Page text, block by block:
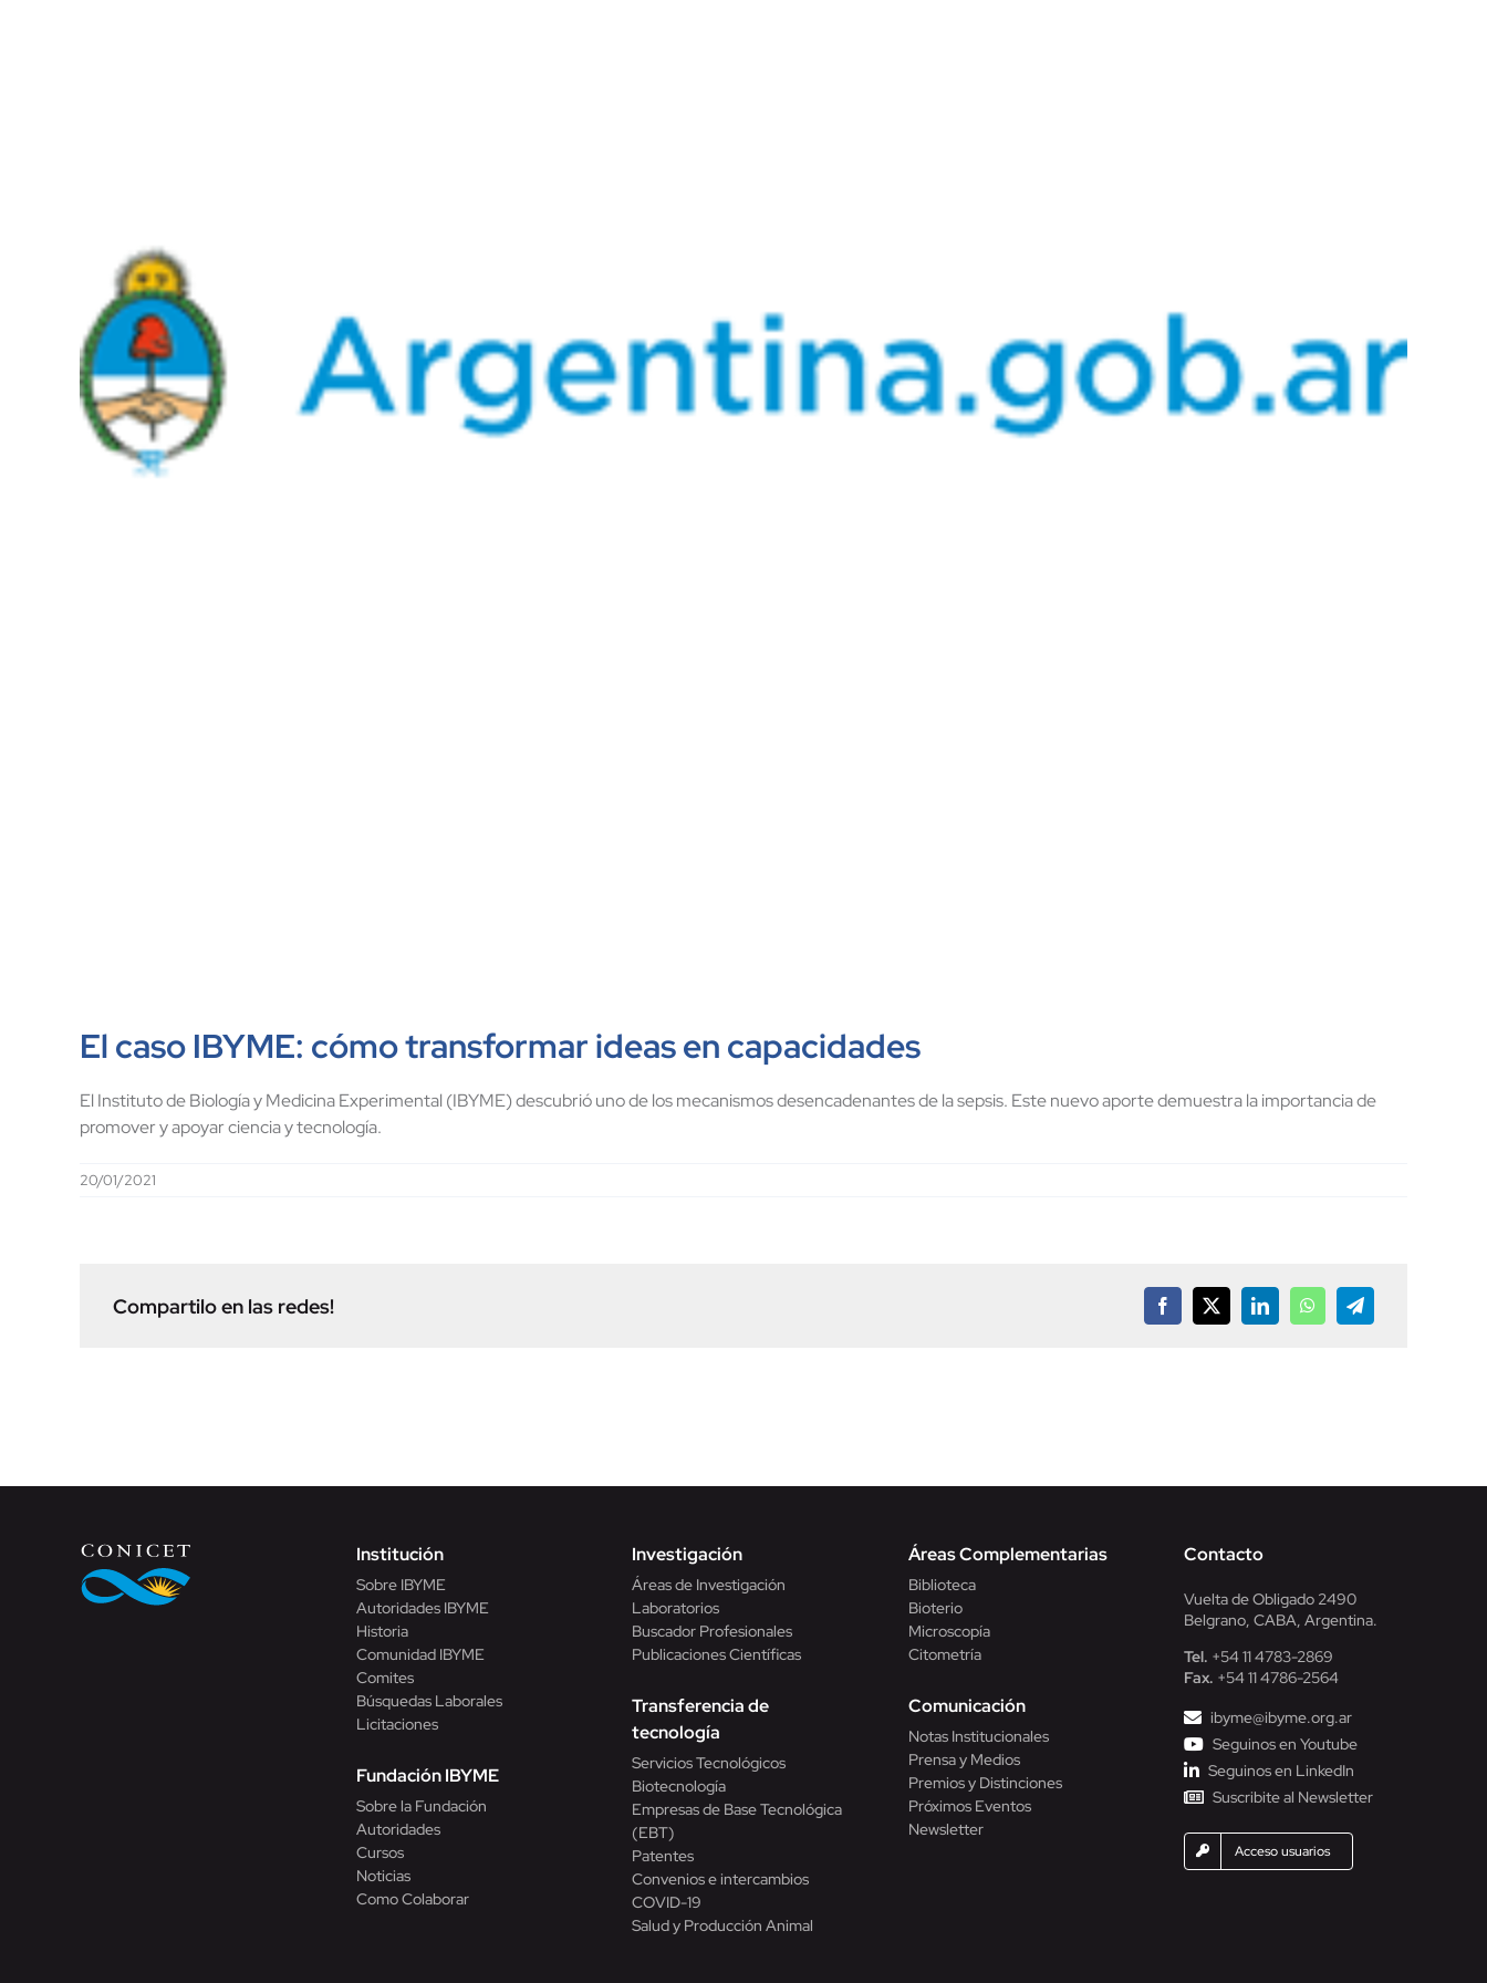
El caso IBYME: cómo transformar ideas en capacidades
El Instituto de Biología y Medicina Experimental (IBYME) descubrió uno de los mecanismos desencadenantes de la sepsis. Este nuevo aporte demuestra la importancia de
promover y apoyar ciencia y tecnología.
20/01/2021
Compartilo en las redes! Facebook
X LinkedInWhatsAppTelegram
Institución
Sobre IBYME
Autoridades IBYME
Historia
Comunidad IBYME
Comites
Búsquedas Laborales
Licitaciones
Fundación IBYME
Sobre la Fundación
Autoridades
Cursos
Noticias
Como Colaborar
Investigación
Áreas de Investigación
Laboratorios
Buscador Profesionales
Publicaciones Científicas
Transferencia de
tecnología
Servicios Tecnológicos
Biotecnología
Empresas de Base Tecnológica
(EBT)
Patentes
Convenios e intercambios
COVID-19
Salud y Producción Animal
Áreas Complementarias
Biblioteca
Bioterio
Microscopía
Citometría
Comunicación
Notas Institucionales
Prensa y Medios
Premios y Distinciones
Próximos Eventos
Newsletter
Contacto
Vuelta de Obligado 2490
Belgrano, CABA, Argentina.
Tel. +54 11 4783-2869
Fax. +54 11 4786-2564
ibyme@ibyme.org.ar
Seguinos en Youtube
Seguinos en LinkedIn
Suscribite al Newsletter
Acceso usuarios